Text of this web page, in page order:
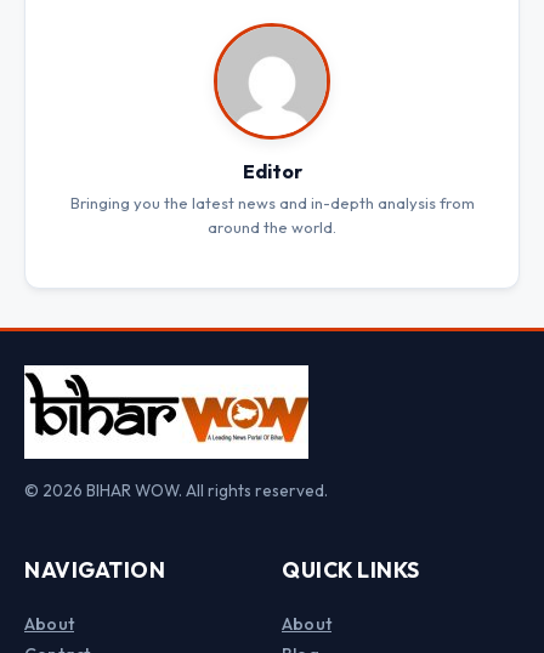
Editor
Bringing you the latest news and in-depth analysis from
around the world.
© 2026 BIHAR WOW. All rights reserved.
NAVIGATION
About
QUICK LINKS
About